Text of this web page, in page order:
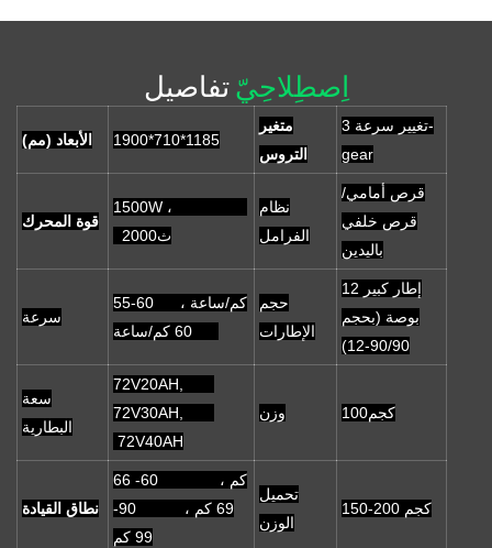
اِصطِلاحِيّتفاصيل
الأبعاد (مم) 1900*710*1185
متغير
التروس
تغيير سرعة 3-
gear
قوة المحرك
1500W ،
ث2000
نظام
الفرامل
قرص أمامي/
قرص خلفي
باليدين
سرعة
55-60 كم/ساعة ،
حجم
الإطارات
إطار كبير 12
بوصة (بحجم
90/90-12)
سعة
البطارية
72V20AH,
72V30AH,
72V40AH
وزن كجم100
نطاق القيادة
66 كم ، 60-
69 كم ، 90-
99 كم
تحميل
الوزن
150-200 كجم